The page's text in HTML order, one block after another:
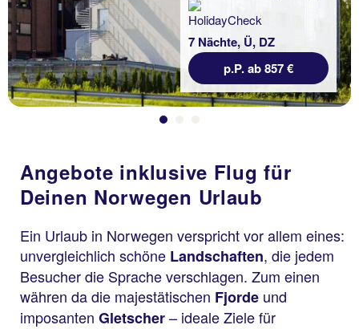
7 Nächte, Ü, DZ
p.P. ab 857 €
Angebote inklusive Flug für
Deinen Norwegen Urlaub
Ein Urlaub in Norwegen verspricht vor allem eines:
unvergleichlich schöne Landschaften, die jedem
Besucher die Sprache verschlagen. Zum einen
währen da die majestätischen Fjorde und
imposanten Gletscher– ideale Ziele für